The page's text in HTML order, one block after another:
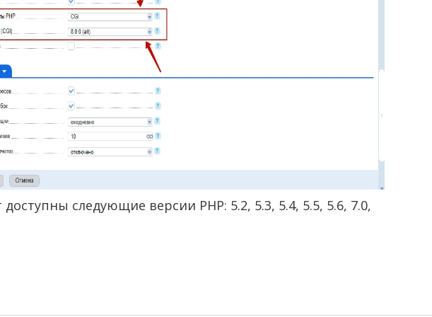
следующие версии PHP: 5.2, 5.3, 5.4, 5.5, 5.6, 7.0,